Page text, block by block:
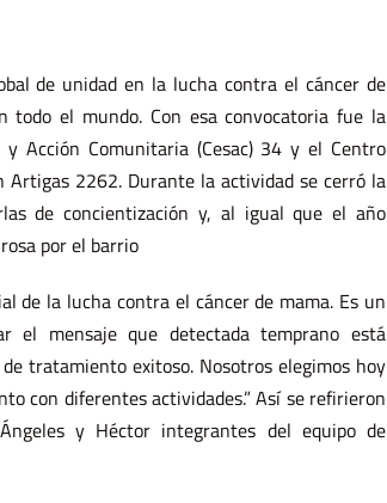
de unidad en la lucha contra el cáncer de
el mundo. Con esa convocatoria fue la
Acción Comunitaria (Cesac) 34 y el Centro
Artigas 2262. Durante la actividad se cerró la
de concientización y, al igual que el año
por el barrio
de la lucha contra el cáncer de mama. Es un
el mensaje que detectada temprano está
tratamiento exitoso. Nosotros elegimos hoy
con diferentes actividades.” Así se refirieron
y Héctor integrantes del equipo de